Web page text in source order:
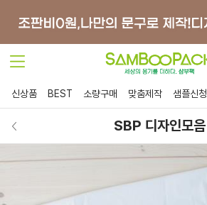
신상품 BEST 소량구매 맞춤제작 샘플신청
SBP 디자인모음